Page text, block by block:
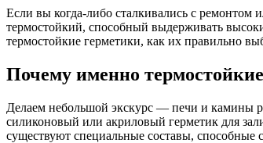
Если вы когда-либо сталкивались с ремонтом
термостойкий, способный выдерживать
термостойкие герметики, как их правильно
Почему именно
Делаем небольшой экскурс — печи и камины
силиконовый или акриловый герметик для
существуют специальные составы, способные